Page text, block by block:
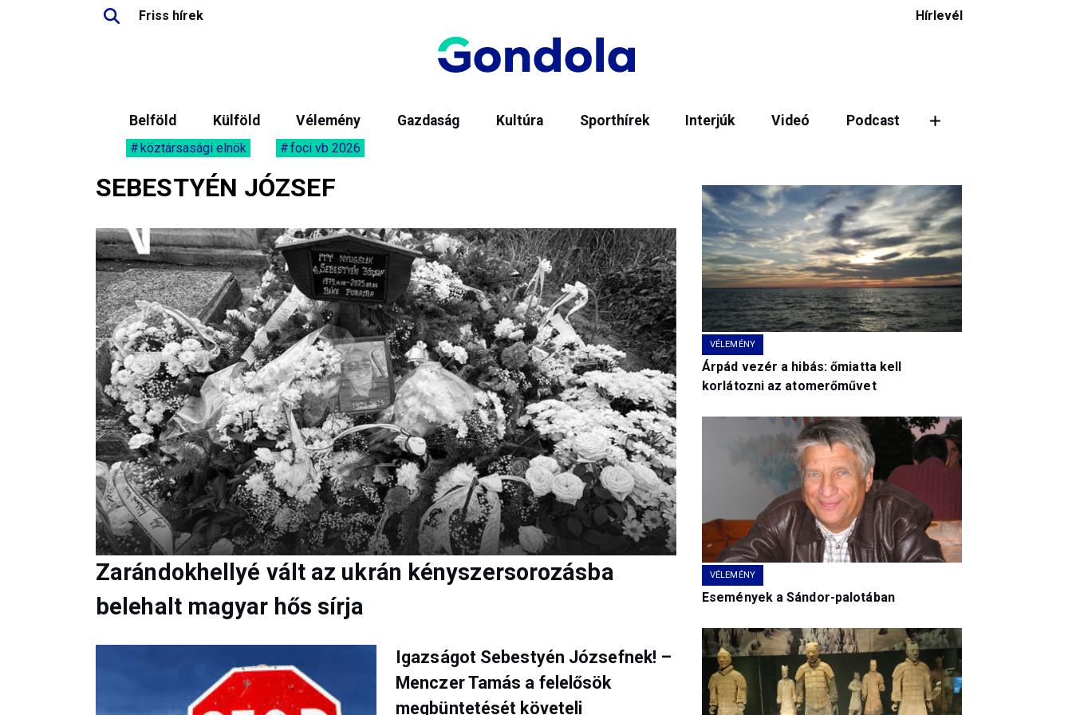
Friss hírek Hírlevél
Belföld Külföld Vélemény Gazdaság Kultúra Sporthírek Interjúk Videó Podcast
köztársasági elnök foci vb 2026
SEBESTYÉN JÓZSEF
Zarándokhellyé vált az ukrán kényszersorozásba
belehalt magyar hős sírja
Igazságot Sebestyén Józsefnek! –
Menczer Tamás a felelősök
megbüntetését követeli
VÉLEMÉNY
Árpád vezér a hibás: őmiatta kell
korlátozni az atomerőművet
VÉLEMÉNY
Események a Sándor-palotában